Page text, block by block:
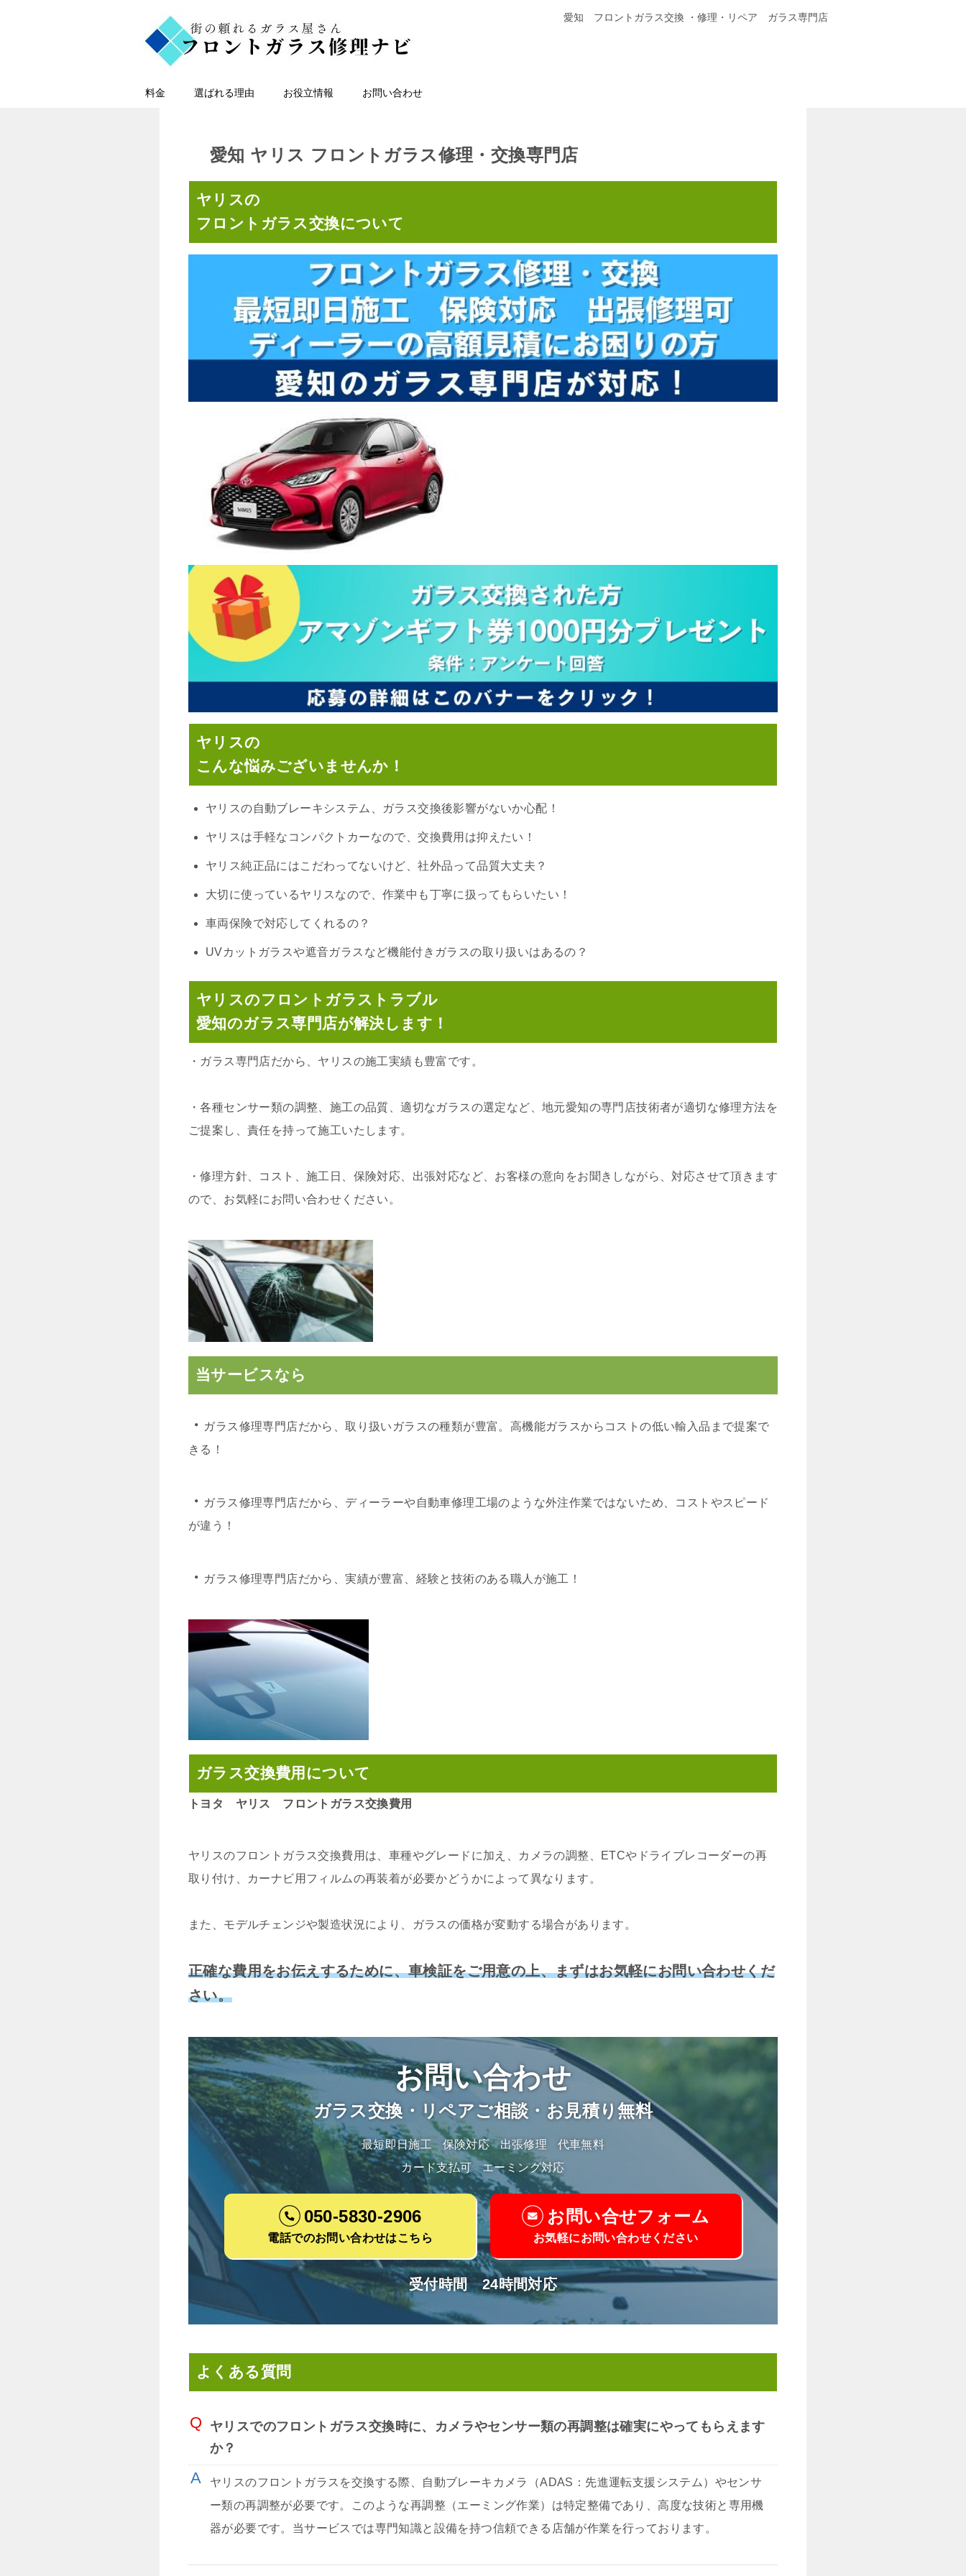
愛知 フロントガラス交換 ・修理・リペア ガラス専門店
料金 選ばれる理由 お役立情報 お問い合わせ
愛知 ヤリス フロントガラス修理・交換専門店
ヤリスの
フロントガラス交換について
ヤリスの
こんな悩みございませんか！
ヤリスの自動ブレーキシステム、ガラス交換後影響がないか心配 ！
ヤリスは手軽なコンパクトカーなので、交換費用は抑えたい！
ヤリス純正品にはこだわってないけど、社外品って品質大丈夫？
大切に使っているヤリスなので、作業中も丁寧に扱ってもらいたい！
車両保険で対応してくれるの？
UVカットガラスや遮音ガラスなど機能付きガラスの取り扱いはあるの？
ヤリスのフロントガラストラブル
愛知のガラス専門店が解決します！
・ ガラス専門店だから、ヤリスの施工実績も豊富です。
・各種センサー類の調整、施工の品質、適切なガラスの選定など、地元愛知の専門店技術者が適切な修理方法を
ご提案し、責任を持って施工いたします。
・修理方針、コスト、施工日、保険対応、出張対応など、お客様の意向をお聞きしながら、対応させて頂きます
ので、お気軽にお問い合わせください。
当サービスなら
・ ガラス修理専門店だから、取り扱いガラスの種類が豊富。高機能ガラスからコストの低い輸入品まで提案で
きる！
・ ガラス修理専門店だから、ディーラーや自動車修理工場のような外注作業ではないため、コストやスピード
が違う！
・ ガラス修理専門店だから、実績が豊富、経験と技術のある職人が施工！
ガラス交換費用について
トヨタ ヤリス フロントガラス交換費用
ヤリスのフロントガラス交換費用は、車種やグレードに加え、カメラの調整、ETCやドライブレコーダーの再
取り付け、カーナビ用フィルムの再装着が必要かどうかによって異なります。
また、モデルチェンジや製造状況により、ガラスの価格が変動する場合があります。
正確な費用をお伝えするために、車検証をご用意の上、まずはお気軽にお問い合わせくだ
さい。
お問い合わせ
ガラス交換・リペアご相談・お見積り無料
最短即日施工 保険対応 出張修理
代車無料
カード支払可
エーミング対応
050-5830-2906
電話でのお問い合わせはこちら
お問い合せフォーム
お気軽にお問い合わせください
受付時間 24時間対応
よくある質問
ヤリスでのフロントガラス交換時に、カメラやセンサー類の再調整は確実にやってもらえます
か？
ヤリスのフロントガラスを交換する際、自動ブレーキカメラ（ADAS：先進運転支援システム）やセンサ
ー類の再調整が必要です。このような再調整（エーミング作業）は特定整備であり、高度な技術と専用機
器が必要です。当サービスでは専門知識と設備を持つ信頼できる店舗が作業を行っております。